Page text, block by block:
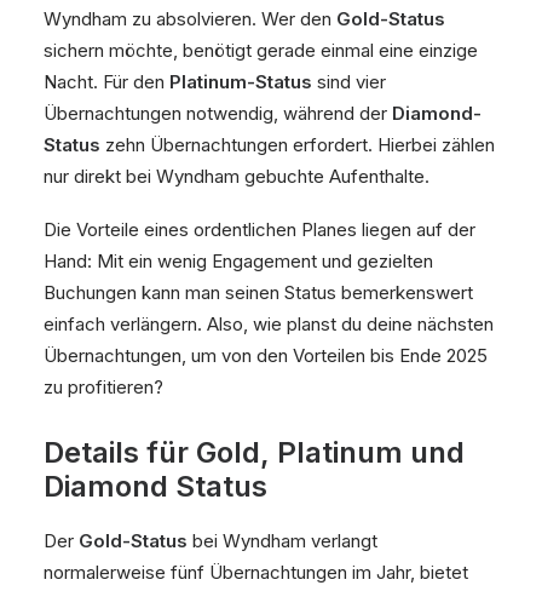
Wyndham zu absolvieren. Wer den Gold-Status
sichern möchte, benötigt gerade einmal eine einzige
Nacht. Für den Platinum-Status sind vier
Übernachtungen notwendig, während der Diamond-
Status zehn Übernachtungen erfordert. Hierbei zählen
nur direkt bei Wyndham gebuchte Aufenthalte.
Die Vorteile eines ordentlichen Planes liegen auf der
Hand: Mit ein wenig Engagement und gezielten
Buchungen kann man seinen Status bemerkenswert
einfach verlängern. Also, wie planst du deine nächsten
Übernachtungen, um von den Vorteilen bis Ende 2025
zu profitieren?
Details für Gold, Platinum und
Diamond Status
Der Gold-Status bei Wyndham verlangt
normalerweise fünf Übernachtungen im Jahr, bietet